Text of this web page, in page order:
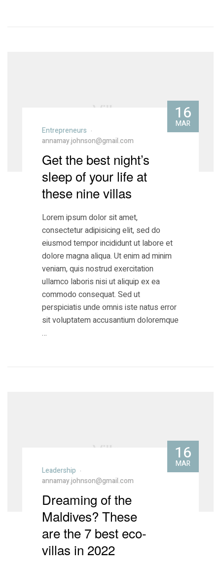
16
MAR
Entrepreneurs
annamay.johnson@gmail.com
Get the best night’s
sleep of your life at
these nine villas
Lorem ipsum dolor sit amet,
consectetur adipisicing elit, sed do
eiusmod tempor incididunt ut labore et
dolore magna aliqua. Ut enim ad minim
veniam, quis nostrud exercitation
ullamco laboris nisi ut aliquip ex ea
commodo consequat. Sed ut
perspiciatis unde omnis iste natus error
sit voluptatem accusantium doloremque
…
16
MAR
Leadership
annamay.johnson@gmail.com
Dreaming of the
Maldives? These
are the 7 best eco-
villas in 2022